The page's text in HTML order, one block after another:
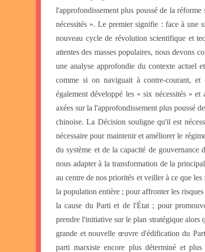
l'approfondissement plus poussé de la
nécessités ». Le premier signifie : face à une
nouveau cycle de révolution scientifique et
attentes des masses populaires, nous devons
une analyse approfondie du contexte actuel
comme si on naviguait à contre-courant,
également développé les « six nécessités »
axées sur la l'approfondissement plus poussé
chinoise. La Décision souligne qu'il est
nécessaire pour maintenir et améliorer le
du système et de la capacité de
nous adapter à la transformation de la
au centre de nos priorités et veiller à ce que
la population entière ; pour affronter les
la cause du Parti et de l'État ; pour
prendre l'initiative sur le plan stratégique alors
grande et nouvelle œuvre d'édification du
parti marxiste encore plus déterminé et